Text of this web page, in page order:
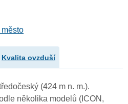
Kvalita ovzduší
(424 m n. m.).
několika modelů (ICON,